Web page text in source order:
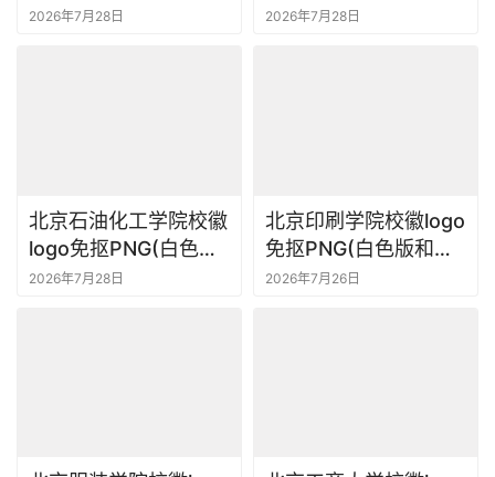
色版)ai,SVG矢量素材
2026年7月28日
版)ai,SVG矢量素材
2026年7月28日
北京石油化工学院校徽
logo免抠PNG(白色版
和彩色版)ai,SVG矢量
2026年7月28日
北京印刷学院校徽logo
免抠PNG(白色版和彩
色版)ai,SVG矢量素材
2026年7月26日